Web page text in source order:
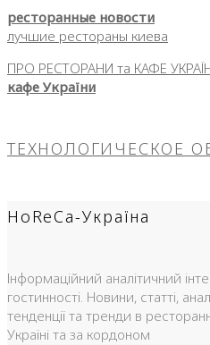
ресторанные новости
лучшие рестораны киева
ПРО РЕСТОРАНИ та КАФЕ
кафе України
ТЕХНОЛОГИЧЕСКОЕ
HoReCa-Україна
Інформаційний аналітичний
гостинності. Новини, статті,
тенденції та тренди в
Україні та за кордоном